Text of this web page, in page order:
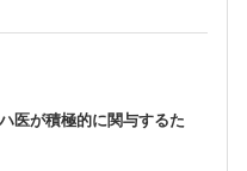
ける安全管理：1．転倒・転落
・PCAポンプ・抗がん剤の曝
秘話“あの時なにが?”
学会（鎌倉やよい）
医が積極的に関与するた